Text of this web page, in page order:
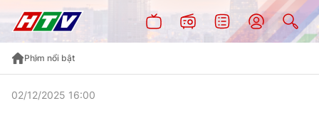
Phim nổi bật
02/12/2025 16:00